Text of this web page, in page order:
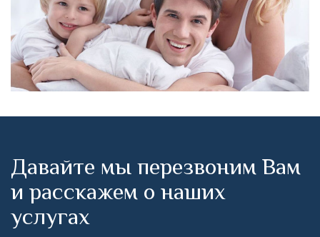
Давайте мы перезвоним Вам
и расскажем о наших
услугах